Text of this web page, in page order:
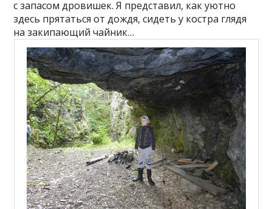
с запасом дровишек. Я представил, как уютно
здесь прятаться от дождя, сидеть у костра глядя
на закипающий чайник…